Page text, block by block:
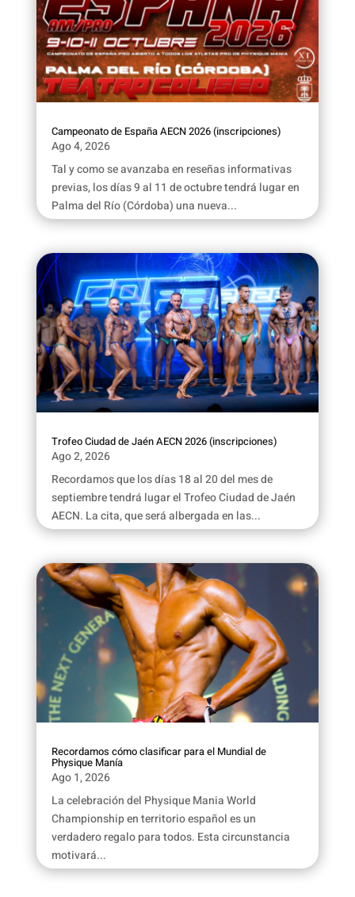
Campeonato de España AECN 2026 (inscripciones)
Ago 4, 2026
Tal y como se avanzaba en reseñas informativas
previas, los días 9 al 11 de octubre tendrá lugar en
Palma del Río (Córdoba) una nueva...
Trofeo Ciudad de Jaén AECN 2026 (inscripciones)
Ago 2, 2026
Recordamos que los días 18 al 20 del mes de
septiembre tendrá lugar el Trofeo Ciudad de Jaén
AECN. La cita, que será albergada en las...
Recordamos cómo clasificar para el Mundial de
Physique Manía
Ago 1, 2026
La celebración del Physique Mania World
Championship en territorio español es un
verdadero regalo para todos. Esta circunstancia
motivará...